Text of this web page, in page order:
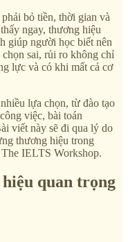
bỏ tiền, thời gian và
ngay, thương hiệu
giúp người học biết nên
sai, rủi ro không chỉ
lực và có khi mất cả cơ
lựa chọn, từ đào tạo
việc, bài toán
viết này sẽ đi qua lý do
thương hiệu trong
IELTS Workshop.
quan trọng